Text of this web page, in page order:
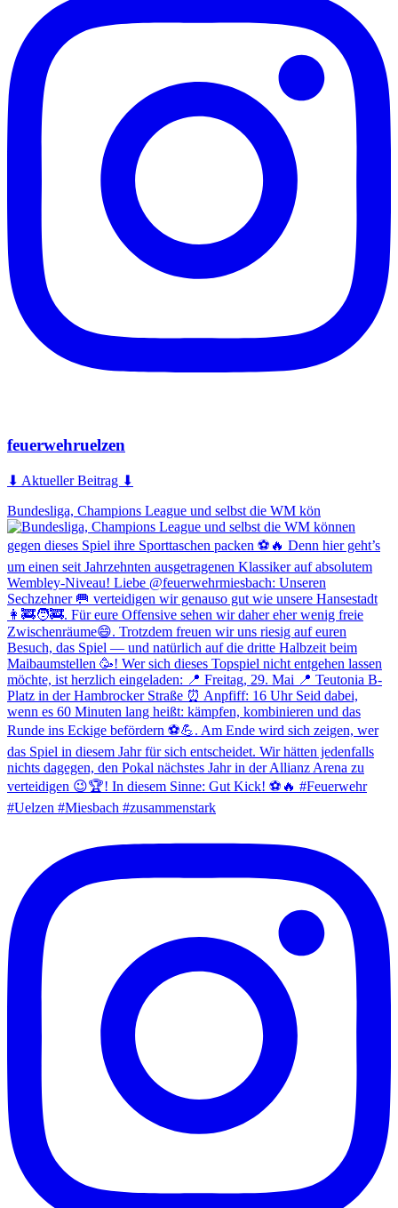
feuerwehruelzen
⬇ Aktueller Beitrag ⬇
Bundesliga, Champions League und selbst die WM kön